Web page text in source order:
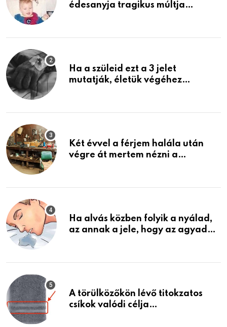
édesanyja tragikus múltja
Ha a szüleid ezt a 3 jelet
mutatják, életük végéhez
Két évvel a férjem halála után
végre át mertem nézni a
életemet
Ha alvás közben folyik a nyálad,
az annak a jele, hogy az agyad…
A törülközőkön lévő titokzatos
csíkok valódi célja…